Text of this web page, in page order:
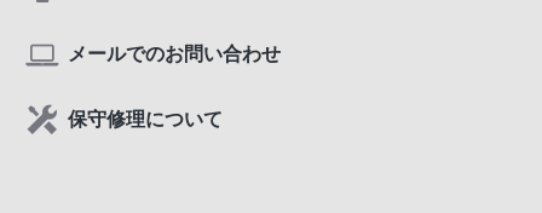
メールでのお問い合わせ
保守修理について